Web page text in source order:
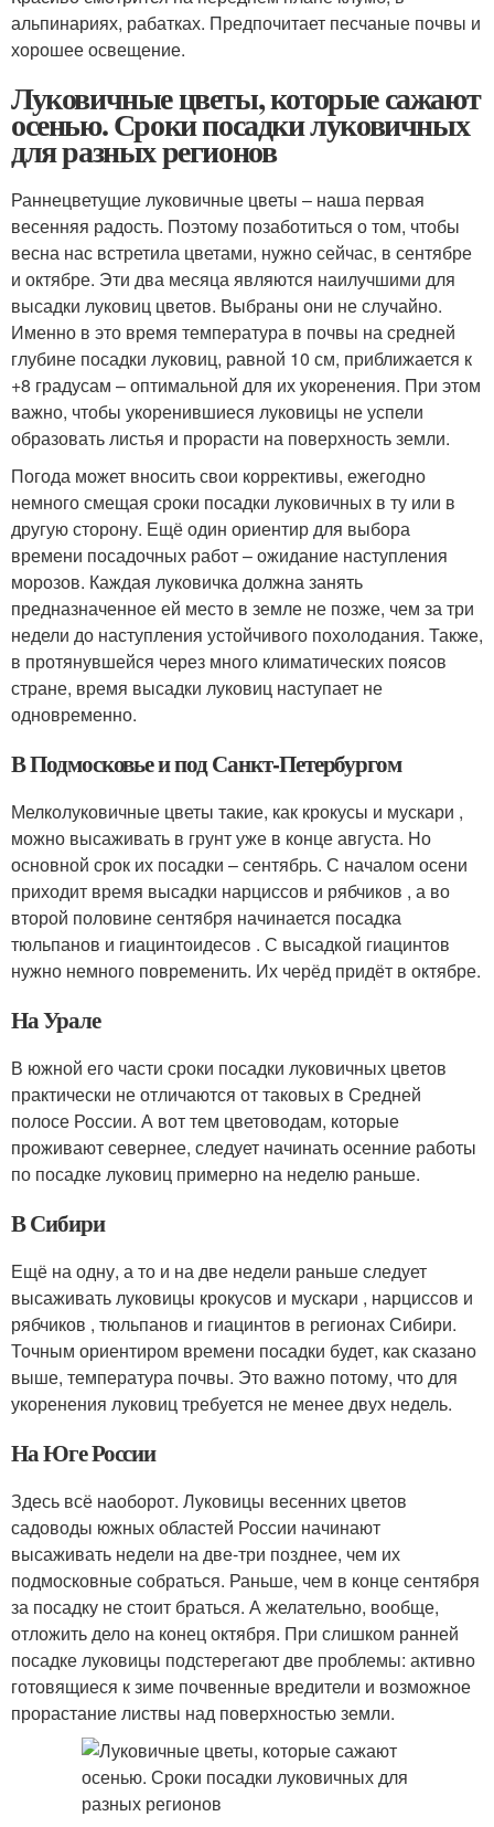
альпинариях, рабатках. Предпочитает песчаные почвы и
хорошее освещение.
Луковичные цветы, которые сажают
осенью. Сроки посадки луковичных
для разных регионов
Раннецветущие луковичные цветы – наша первая
весенняя радость. Поэтому позаботиться о том, чтобы
весна нас встретила цветами, нужно сейчас, в сентябре
и октябре. Эти два месяца являются наилучшими для
высадки луковиц цветов. Выбраны они не случайно.
Именно в это время температура в почвы на средней
глубине посадки луковиц, равной 10 см, приближается к
+8 градусам – оптимальной для их укоренения. При этом
важно, чтобы укоренившиеся луковицы не успели
образовать листья и прорасти на поверхность земли.
Погода может вносить свои коррективы, ежегодно
немного смещая сроки посадки луковичных в ту или в
другую сторону. Ещё один ориентир для выбора
времени посадочных работ – ожидание наступления
морозов. Каждая луковичка должна занять
предназначенное ей место в земле не позже, чем за три
недели до наступления устойчивого похолодания. Также,
в протянувшейся через много климатических поясов
стране, время высадки луковиц наступает не
одновременно.
В Подмосковье и под Санкт-Петербургом
Мелколуковичные цветы такие, как крокусы и мускари ,
можно высаживать в грунт уже в конце августа. Но
основной срок их посадки – сентябрь. С началом осени
приходит время высадки нарциссов и рябчиков , а во
второй половине сентября начинается посадка
тюльпанов и гиацинтоидесов . С высадкой гиацинтов
нужно немного повременить. Их черёд придёт в октябре.
На Урале
В южной его части сроки посадки луковичных цветов
практически не отличаются от таковых в Средней
полосе России. А вот тем цветоводам, которые
проживают севернее, следует начинать осенние работы
по посадке луковиц примерно на неделю раньше.
В Сибири
Ещё на одну, а то и на две недели раньше следует
высаживать луковицы крокусов и мускари , нарциссов и
рябчиков , тюльпанов и гиацинтов в регионах Сибири.
Точным ориентиром времени посадки будет, как сказано
выше, температура почвы. Это важно потому, что для
укоренения луковиц требуется не менее двух недель.
На Юге России
Здесь всё наоборот. Луковицы весенних цветов
садоводы южных областей России начинают
высаживать недели на две-три позднее, чем их
подмосковные собраться. Раньше, чем в конце сентября
за посадку не стоит браться. А желательно, вообще,
отложить дело на конец октября. При слишком ранней
посадке луковицы подстерегают две проблемы: активно
готовящиеся к зиме почвенные вредители и возможное
прорастание листвы над поверхностью земли.